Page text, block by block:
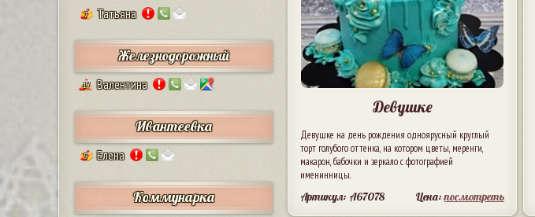
7 Татьяна
Железнодорожный
17 Валентина
Ивантеевка
9 Елена
Коммунарка
Девушке
Девушке на день рождения одноярусный круглый
торт голубого оттенка, на котором цветы, меренги,
макарон, бабочки и зеркало с фотографией
именинницы.
Артикул: A67078 Цена:посмотреть